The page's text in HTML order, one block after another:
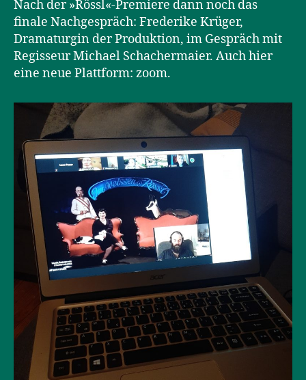
Nach der »Rössl«-Premiere dann noch das
finale Nachgespräch: Frederike Krüger,
Dramaturgin der Produktion, im Gespräch mit
Regisseur Michael Schachermaier. Auch hier
eine neue Plattform: zoom.